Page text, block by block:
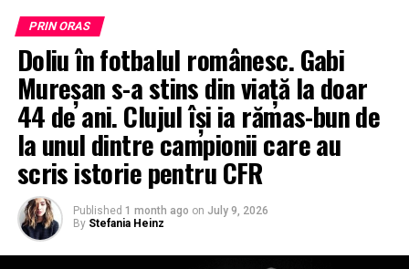
PRIN ORAS
Doliu în fotbalul românesc. Gabi
Mureșan s-a stins din viață la doar
44 de ani. Clujul își ia rămas-bun de
la unul dintre campionii care au
scris istorie pentru CFR
Published 1 month ago on July 9, 2026
By Stefania Heinz